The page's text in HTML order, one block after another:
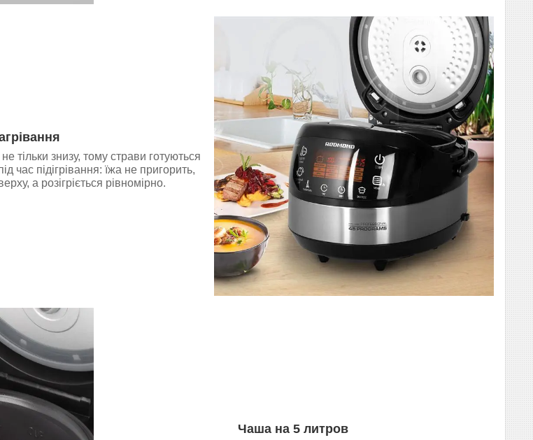
тільки знизу, тому страви готуються
час підігрівання: їжа не пригорить,
а розігріється рівномірно.
Чаша на 5 литров